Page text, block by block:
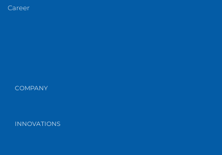
Career
COMPANY
INNOVATIONS